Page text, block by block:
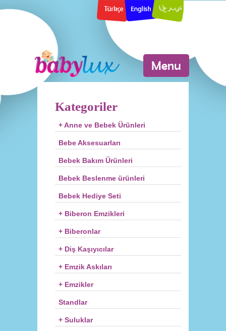
Menu
Kategoriler
+ Anne ve Bebek Ürünleri
Bebe Aksesuarları
Bebek Bakım Ürünleri
Bebek Beslenme ürünleri
Bebek Hediye Seti
+ Biberon Emzikleri
+ Biberonlar
+ Diş Kaşıyıcılar
+ Emzik Askıları
+ Emzikler
Standlar
+ Suluklar